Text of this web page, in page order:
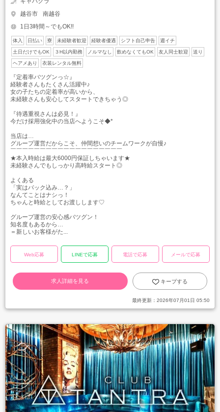
越谷市
南越谷
1日3時間～でもOK!!
体入 日払い 寮 未経験者歓迎 経験者優遇 シフト自己申告 週イチ
土日だけでもOK ３H以内勤務 ノルマなし 飲めなくてもOK 友人同士歓迎 送り
ヘアメあり 衣装レンタル無料
『定着率バツグンっ☆』
経験者さんもたくさん活躍中♪
女の子たちの定着率が高いから、
未経験さんも安心してスタートできちゃう◎
『待遇重視さんは必見！』
今だけ採用強化中の当店へようこそ◆*
当店は…
グループ運営だからこそ、仲間想いのチームワークが自慢♪
￣￣￣￣￣￣￣￣￣￣￣￣￣￣￣￣￣￣￣
★本入時給は最大6000円保証しちゃいます★
未経験さんでもしっかり高時給スタート◎
よくある
「実はバック込み…？」
なんてことはナシっ！
ちゃんと時給としてお渡しします♡
グループ運営の安心感バツグン！
知名度もあるから…
＝新しいお客様がた...
Web応募 LINEで応募 電話で応募 メールで応募
求人詳細を見る キープする
最終更新： 2026年07月01日 05:50